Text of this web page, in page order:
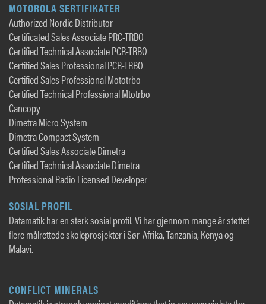
MOTOROLA SERTIFIKATER
Authorized Nordic Distributor
Certificated Sales Associate PRC-TRBO
Certified Technical Associate PCR-TRBO
Certified Sales Professional PCR-TRBO
Certified Sales Professional Mototrbo
Certified Technical Professional Mtotrbo
Cancopy
Dimetra Micro System
Dimetra Compact System
Certified Sales Associate Dimetra
Certified Technical Associate Dimetra
Professional Radio Licensed Developer
SOSIAL PROFIL
Datamatik har en sterk sosial profil. Vi har gjennom mange år støttet
flere målrettede skoleprosjekter i Sør-Afrika, Tanzania, Kenya og
Malavi.
CONFLICT MINERALS